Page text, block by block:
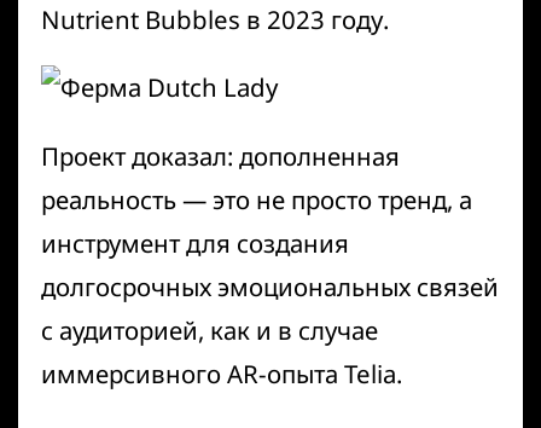
Nutrient Bubbles в 2023 году.
Проект доказал: дополненная
реальность — это не просто тренд, а
инструмент для создания
долгосрочных эмоциональных связей
с аудиторией, как и в случае
иммерсивного AR-опыта Telia.